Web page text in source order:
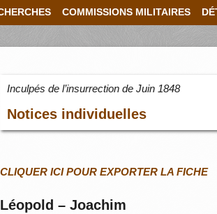
COMMISSIONS MILITAIRES
Inculpés de l’insurrection de Juin 1848
Notices individuelles
CLIQUER ICI POUR EXPORTER LA FICHE
Léopold – Joachim